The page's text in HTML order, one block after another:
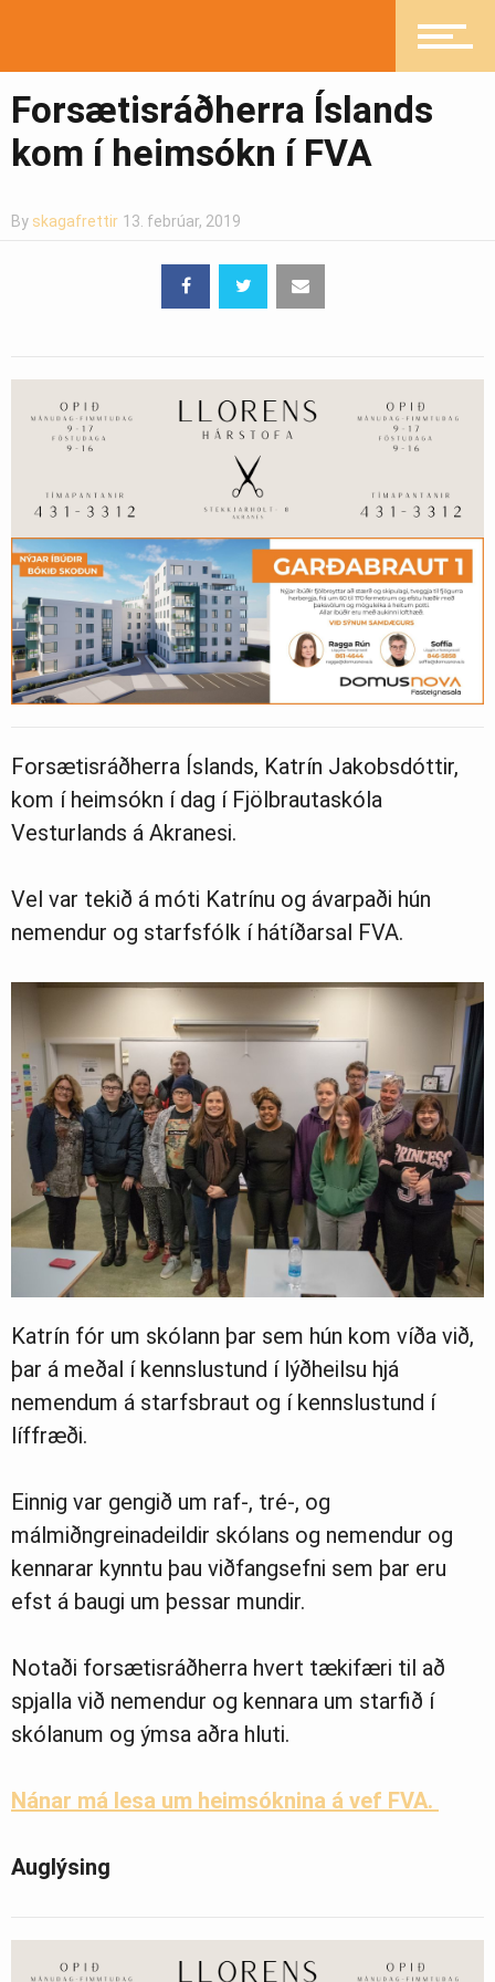
Pistlar
Greinasafn
Forsætisráðherra Íslands
kom í heimsókn í FVA
By skagafrettir 13. febrúar, 2019
Forsætisráðherra Íslands, Katrín Jakobsdóttir,
kom í heimsókn í dag í Fjölbrautaskóla
Vesturlands á Akranesi.
Vel var tekið á móti Katrínu og ávarpaði hún
nemendur og starfsfólk í hátíðarsal FVA.
Katrín fór um skólann þar sem hún kom víða við,
þar á meðal í kennslustund í lýðheilsu hjá
nemendum á starfsbraut og í kennslustund í
líffræði.
Einnig var gengið um raf-, tré-, og
málmiðngreinadeildir skólans og nemendur og
kennarar kynntu þau viðfangsefni sem þar eru
efst á baugi um þessar mundir.
Notaði forsætisráðherra hvert tækifæri til að
spjalla við nemendur og kennara um starfið í
skólanum og ýmsa aðra hluti.
Nánar má lesa um heimsóknina á vef FVA.
Auglýsing